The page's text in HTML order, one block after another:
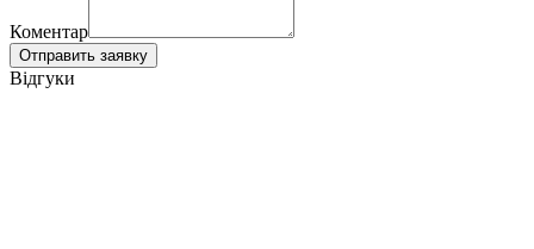
Коментар
Отправить заявку
Відгуки